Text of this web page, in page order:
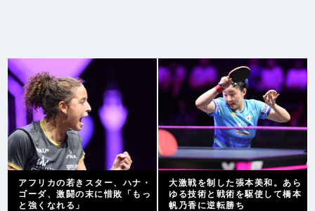
アフリカの若きスター、ハナ・
ゴーダ、激闘の末に惜敗「もっ
と強くなれる」
大激戦を制した張本美和。あら
ゆる技術と戦術を駆使して橋本
帆乃香に逆転勝ち